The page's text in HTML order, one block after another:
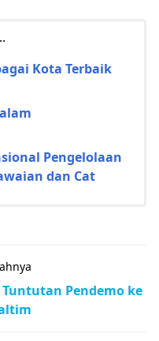
Kota Terbaik
Pengelolaan
dan Cat
Pendemo ke